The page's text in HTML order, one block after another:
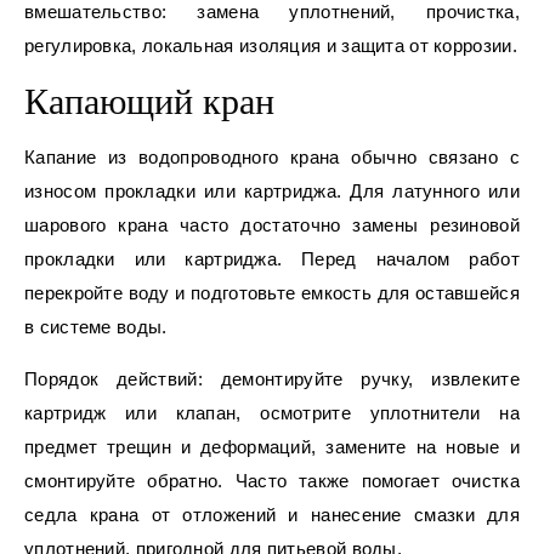
вмешательство: замена уплотнений, прочистка,
регулировка, локальная изоляция и защита от коррозии.
Капающий кран
Капание из водопроводного крана обычно связано с
износом прокладки или картриджа. Для латунного или
шарового крана часто достаточно замены резиновой
прокладки или картриджа. Перед началом работ
перекройте воду и подготовьте емкость для оставшейся
в системе воды.
Порядок действий: демонтируйте ручку, извлеките
картридж или клапан, осмотрите уплотнители на
предмет трещин и деформаций, замените на новые и
смонтируйте обратно. Часто также помогает очистка
седла крана от отложений и нанесение смазки для
уплотнений, пригодной для питьевой воды.